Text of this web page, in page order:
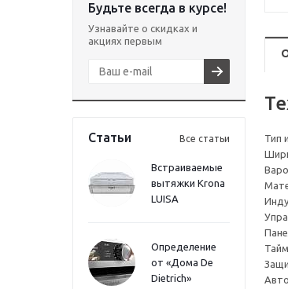
Будьте всегда в курсе!
Узнавайте о скидках и
акциях первым
Статьи Все статьи
Встраиваемые
вытяжки Krona
LUISA
Определение
от «Дома De
Dietrich»
Тип